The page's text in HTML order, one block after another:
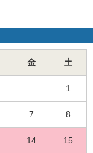
金 土
1
7 8
14 15